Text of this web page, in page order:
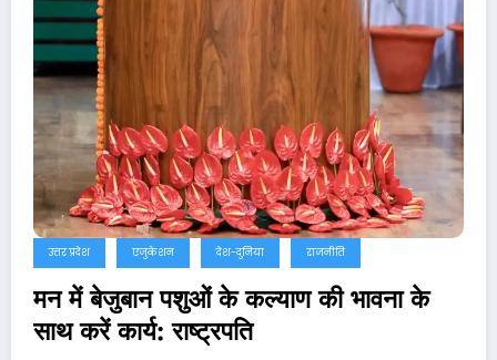
उत्तर प्रदेश एजुकेशन देश-दुनिया राजनीति
मन में बेजुबान पशुओं के कल्याण की भावना के
साथ करें कार्य: राष्ट्रपति